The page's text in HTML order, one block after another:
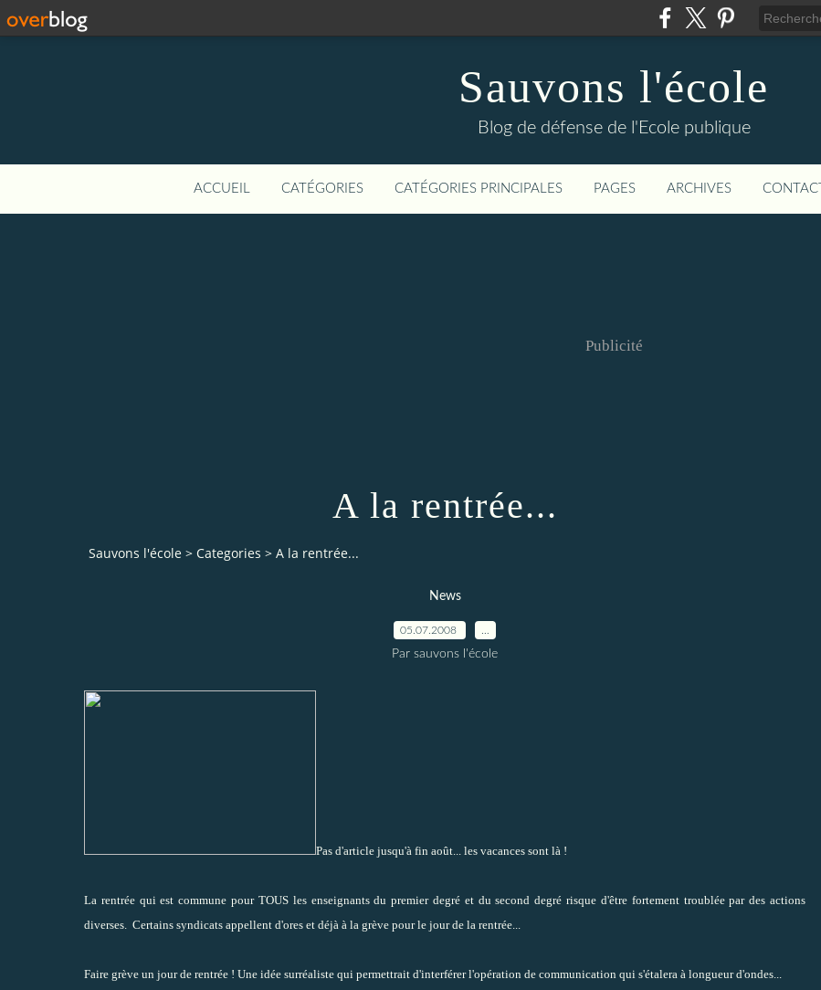
Sauvons l'école
Blog de défense de l'Ecole publique
ACCUEIL CATÉGORIES CATÉGORIES PRINCIPALES PAGES ARCHIVES CONTACT
Publicité
A la rentrée...
Sauvons l'école > Categories > A la rentrée...
News
05.07.2008
Par sauvons l'école
Pas d'article jusqu'à fin août... les vacances sont là !
La rentrée qui est commune pour TOUS les enseignants du premier degré et du second degré risque d'être fortement troublée par des actions
diverses. Certains syndicats appellent d'ores et déjà à la grève pour le jour de la rentrée...
Faire grève un jour de rentrée ! Une idée surréaliste qui permettrait d'interférer l'opération de communication qui s'étalera à longueur d'ondes...